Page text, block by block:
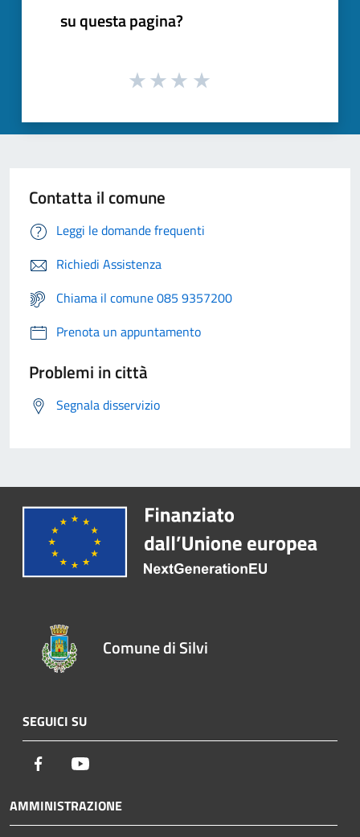
su questa pagina?
Contatta il comune
Leggi le domande frequenti
Richiedi Assistenza
Chiama il comune 085 9357200
Prenota un appuntamento
Problemi in città
Segnala disservizio
Comune di Silvi
SEGUICI SU
Facebook
AMMINISTRAZIONE